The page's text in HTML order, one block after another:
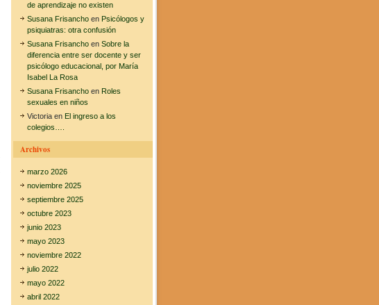
de aprendizaje no existen
Susana Frisanchoen Psicólogos y
psiquiatras: otra confusión
Susana Frisanchoen Sobre la
diferencia entre ser docente y ser
psicólogo educacional, por María
Isabel La Rosa
Susana Frisanchoen Roles
sexuales en niños
Victoriaen El ingreso a los
colegios….
Archivos
marzo 2026
noviembre 2025
septiembre 2025
octubre 2023
junio 2023
mayo 2023
noviembre 2022
julio 2022
mayo 2022
abril 2022